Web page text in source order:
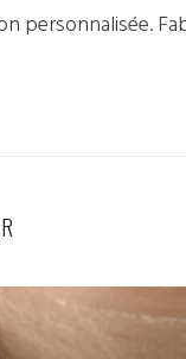
personnalisée.